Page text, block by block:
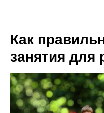
Как
занятия для